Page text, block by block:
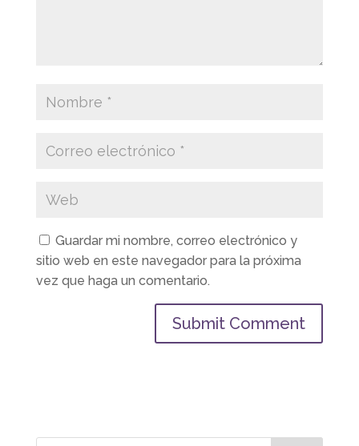
Guardar mi nombre, correo electrónico y
sitio web en este navegador para la próxima
vez que haga un comentario.